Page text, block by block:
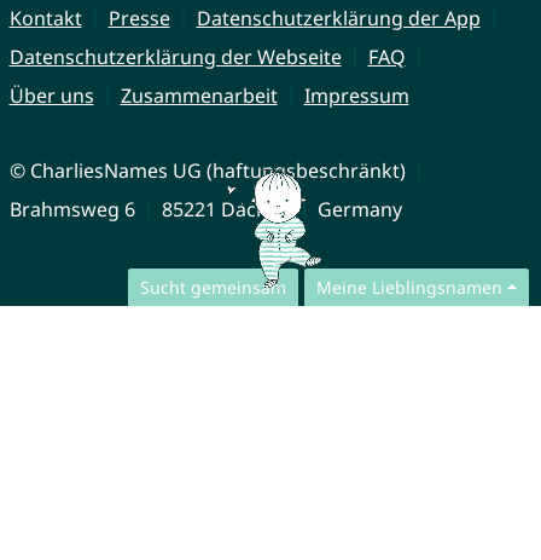
Sucht gemeinsam Meine Lieblingsnamen
Kontakt Presse
Datenschutzerklärung der App
Datenschutzerklärung der Webseite
FAQ
Über uns
Zusammenarbeit Impressum
© CharliesNames UG (haftungsbeschränkt)
Brahmsweg 6
85221 Dachau Germany